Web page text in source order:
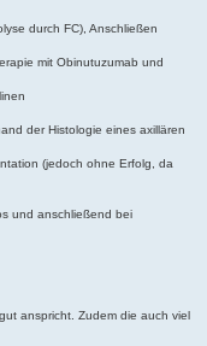
durch FC), Anschließen
mit Obinutuzumab und
der Histologie eines axillären
(jedoch ohne Erfolg, da
und anschließend bei
anspricht. Zudem die auch viel